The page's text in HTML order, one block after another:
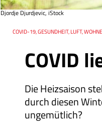
COVID
Die Heizsaison
durch diesen
ungemütlich?
Datum
RessortCOVID-19, GESUNDHEIT, LUFT,
Djordje Djurdjevic, iStock